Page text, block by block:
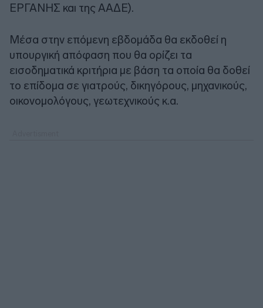
ΕΡΓΑΝΗΣ και της ΑΑΔΕ).
Μέσα στην επόμενη εβδομάδα θα εκδοθεί η
υπουργική απόφαση που θα ορίζει τα
εισοδηματικά κριτήρια με βάση τα οποία θα δοθεί
το επίδομα σε γιατρούς, δικηγόρους, μηχανικούς,
οικονομολόγους, γεωτεχνικούς κ.α.